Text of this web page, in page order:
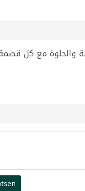
النكهات الحامضة